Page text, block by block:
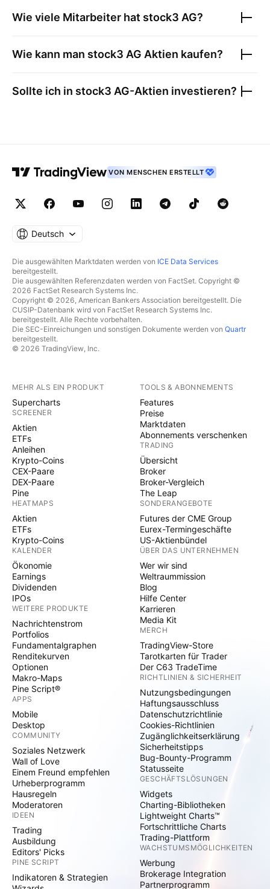
Wie viele Mitarbeiter hat stock3 AG?
Wie kann man stock3 AG Aktien kaufen?
Sollte ich in stock3 AG-Aktien investieren?
VON MENSCHEN ERSTELLT
Deutsch
Die ausgewählten Marktdaten werden von ICE Data Services
bereitgestellt.
Die ausgewählten Referenzdaten werden von FactSet. Copyright ©
2026 FactSet Research Systems Inc.
Copyright © 2026, American Bankers Association bereitgestellt. Die
CUSIP-Datenbank wird von FactSet Research Systems Inc.
bereitgestellt. Alle Rechte vorbehalten.
Die SEC-Einreichungen und sonstigen Dokumente werden von Quartr
bereitgestellt.
© 2026 TradingView, Inc.
MEHR ALS EIN PRODUKT
Supercharts
SCREENER
Aktien
ETFs
Anleihen
Krypto-Coins
CEX-Paare
DEX-Paare
Pine
HEATMAPS
Aktien
ETFs
Krypto-Coins
KALENDER
Ökonomie
Earnings
Dividenden
IPOs
WEITERE PRODUKTE
Nachrichtenstrom
Portfolios
Fundamentalgraphen
Renditekurven
Optionen
Makro-Maps
Pine Script®
APPS
Mobile
Desktop
COMMUNITY
Soziales Netzwerk
Wall of Love
Einem Freund empfehlen
Urheberprogramm
Hausregeln
Moderatoren
IDEEN
Trading
Ausbildung
Editors' Picks
PINE SCRIPT
Indikatoren & Strategien
TOOLS & ABONNEMENTS
Features
Preise
Marktdaten
Abonnements verschenken
TRADING
Übersicht
Broker
Broker-Vergleich
The Leap
SONDERANGEBOTE
Futures der CME Group
Eurex-Termingeschäfte
US-Aktienbündel
ÜBER DAS UNTERNEHMEN
Wer wir sind
Weltraummission
Blog
Hilfe Center
Karrieren
Media Kit
MERCH
TradingView-Store
Tarotkarten für Trader
Der C63 TradeTime
RICHTLINIEN & SICHERHEIT
Nutzungsbedingungen
Haftungsausschluss
Datenschutzrichtlinie
Cookies-Richtlinien
Zugänglichkeitserklärung
Sicherheitstipps
Bug-Bounty-Programm
Statusseite
GESCHÄFTSLÖSUNGEN
Widgets
Charting-Bibliotheken
Lightweight Charts™
Fortschrittliche Charts
Trading-Plattform
WACHSTUMSMÖGLICHKEITEN
Werbung
Brokerage Integration
Partnerprogramm